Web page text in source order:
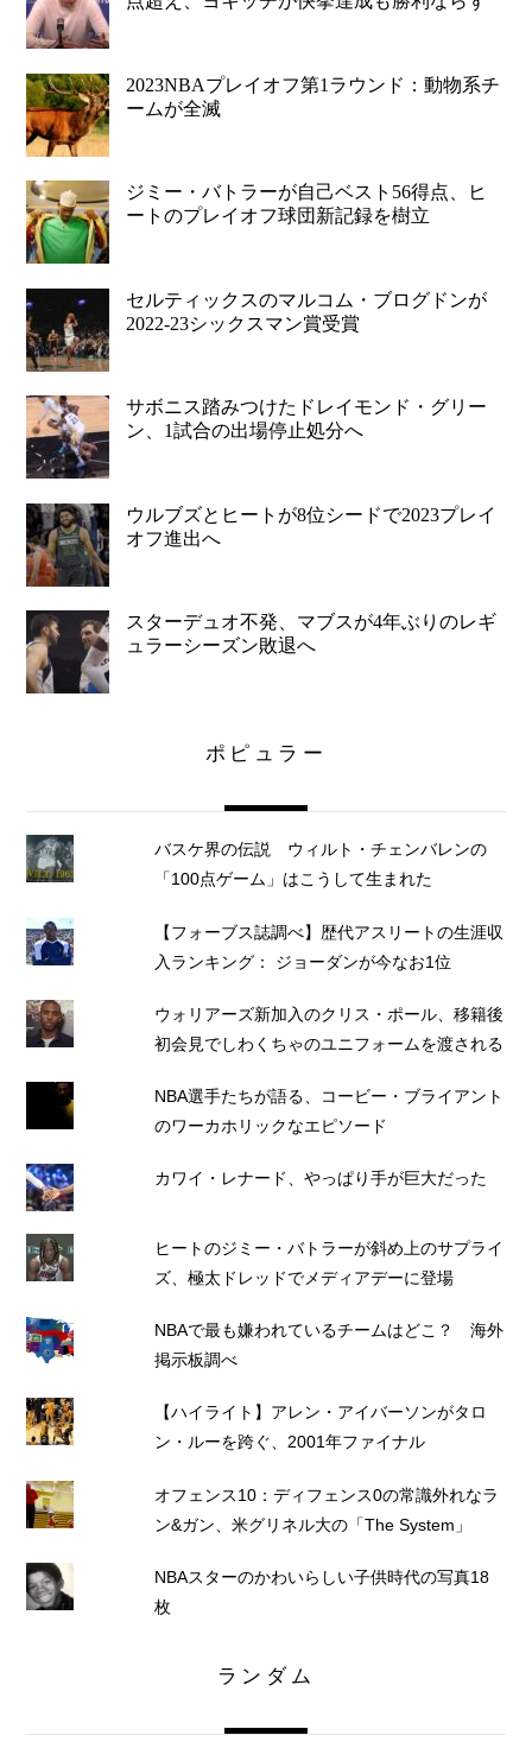
2023NBAプレイオフ第1ラウンド：動物系チ
ームが全滅
ジミー・バトラーが自己ベスト56得点、ヒ
ートのプレイオフ球団新記録を樹立
セルティックスのマルコム・ブログドンが
2022-23シックスマン賞受賞
サボニス踏みつけたドレイモンド・グリー
ン、1試合の出場停止処分へ
ウルブズとヒートが8位シードで2023プレイ
オフ進出へ
スターデュオ不発、マブスが4年ぶりのレギ
ュラーシーズン敗退へ
ポピュラー
バスケ界の伝説 ウィルト・チェンバレンの
「100点ゲーム」はこうして生まれた
【フォーブス誌調べ】歴代アスリートの生涯収
入ランキング： ジョーダンが今なお1位
ウォリアーズ新加入のクリス・ポール、移籍後
初会見でしわくちゃのユニフォームを渡される
NBA選手たちが語る、コービー・ブライアント
のワーカホリックなエピソード
カワイ・レナード、やっぱり手が巨大だった
ヒートのジミー・バトラーが斜め上のサプライ
ズ、極太ドレッドでメディアデーに登場
NBAで最も嫌われているチームはどこ？ 海外
掲示板調べ
【ハイライト】アレン・アイバーソンがタロ
ン・ルーを跨ぐ、2001年ファイナル
オフェンス10：ディフェンス0の常識外れなラ
ン&ガン、米グリネル大の「The System」
NBAスターのかわいらしい子供時代の写真18
枚
ランダム